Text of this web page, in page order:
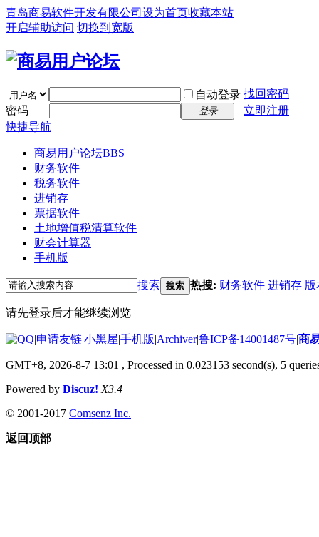
青岛商易软件开发有限公司 设为首页收藏本站
开启辅助访问 切换到宽版
自动登录 找回密码
密码
登录
立即注册
快捷导航
商易用户论坛BBS
财务软件
税务软件
进销存
票据软件
土地增值税清算软件
财会计算器
手机版
搜索 搜索 热搜: 财务软件 进销存 版
请先登录后才能继续浏览
|申请友链|小黑屋|手机版|Archiver|鲁ICP备14001487号|商
GMT+8, 2026-8-7 13:01 , Processed in 0.023153 second(s), 5
Powered by Discuz! X3.4
© 2001-2017 Comsenz Inc.
返回顶部